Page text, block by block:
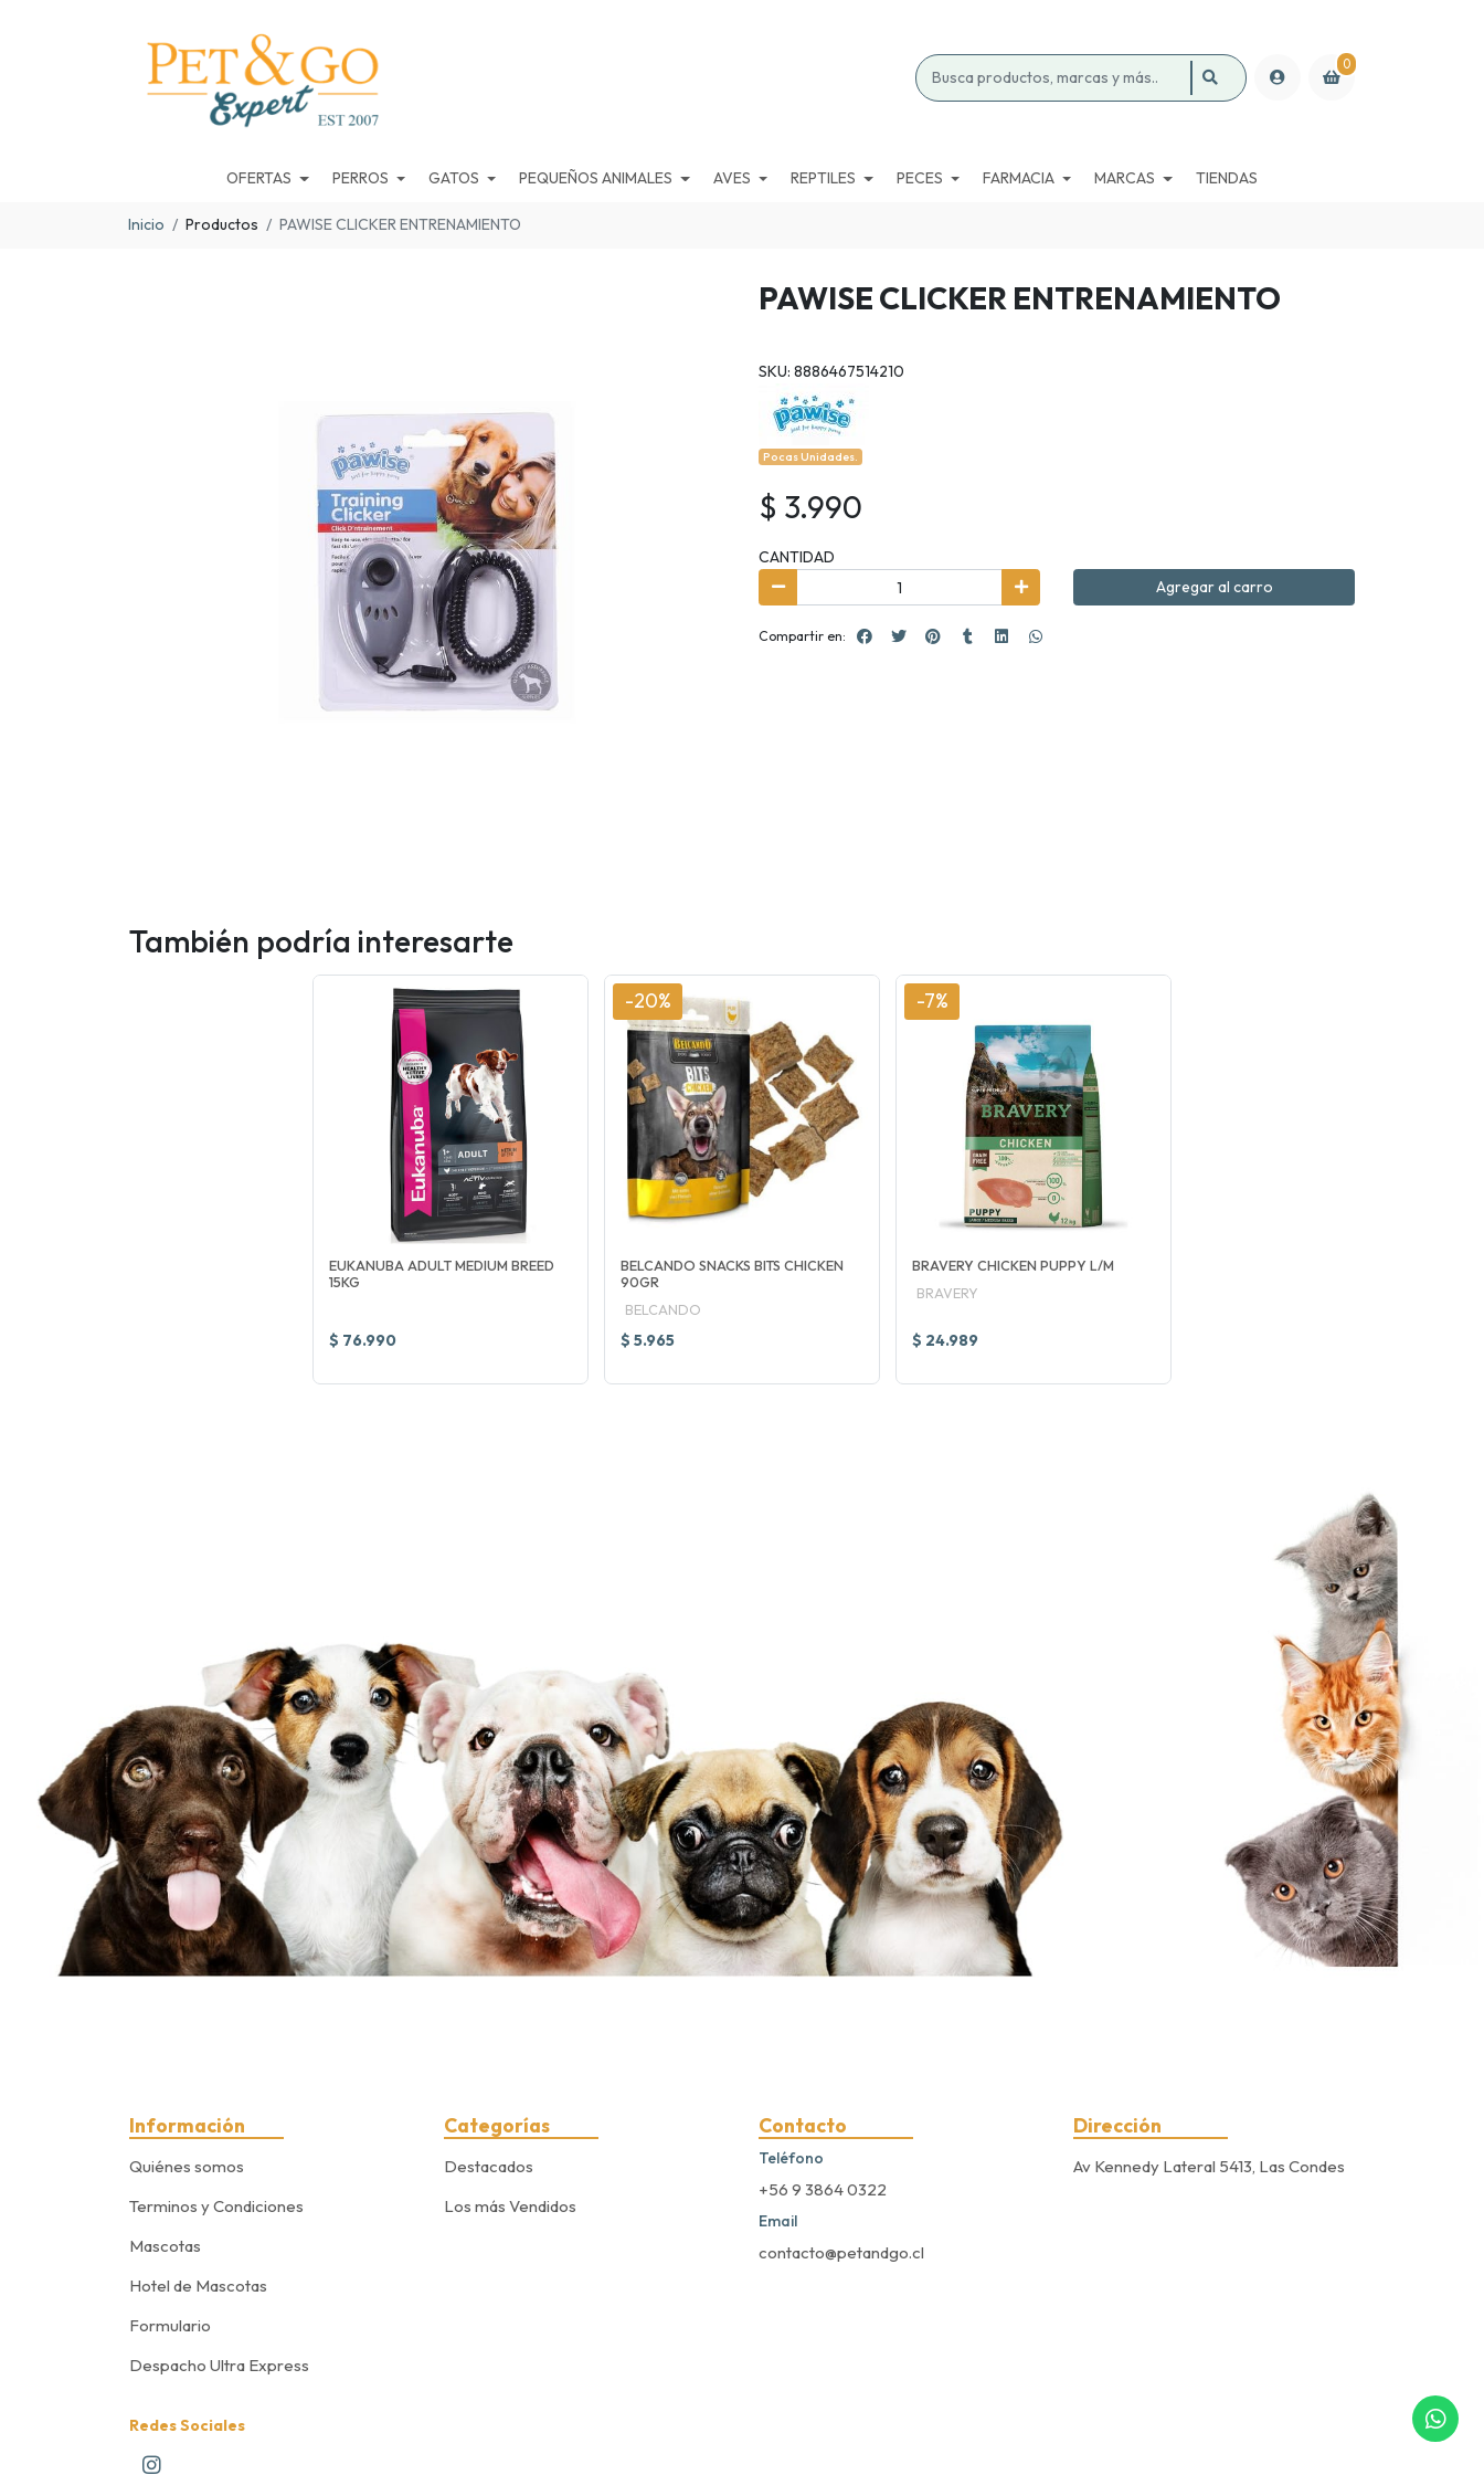
0
OFERTAS PERROS GATOS PEQUEÑOS ANIMALES AVES REPTILES PECES FARMACIA MARCAS TIENDAS
Inicio Productos PAWISE CLICKER ENTRENAMIENTO
PAWISE CLICKER ENTRENAMIENTO
SKU: 8886467514210
Pocas Unidades.
$ 3.990
CANTIDAD
Agregar al carro
Compartir en:
También podría interesarte
EUKANUBA ADULT MEDIUM BREED
15KG
$ 76.990
-20%
BELCANDO SNACKS BITS CHICKEN
90GR
BELCANDO
$ 5.965
-7%
BRAVERY CHICKEN PUPPY L/M
BRAVERY
$ 24.989
Información
Quiénes somos
Terminos y Condiciones
Mascotas
Hotel de Mascotas
Formulario
Despacho Ultra Express
Categorías
Destacados
Los más Vendidos
Contacto
Teléfono
+56 9 3864 0322
Email
contacto@petandgo.cl
Dirección
Av Kennedy Lateral 5413, Las Condes
Redes Sociales